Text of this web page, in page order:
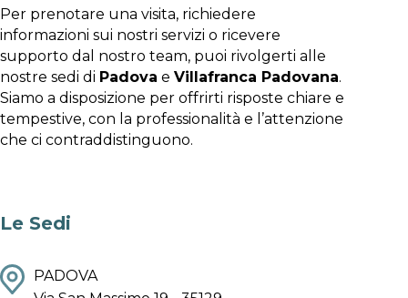
Per prenotare una visita, richiedere
informazioni sui nostri servizi o ricevere
supporto dal nostro team, puoi rivolgerti alle
nostre sedi di Padova e Villafranca Padovana.
Siamo a disposizione per offrirti risposte chiare e
tempestive, con la professionalità e l’attenzione
che ci contraddistinguono.
Le Sedi
PADOVA